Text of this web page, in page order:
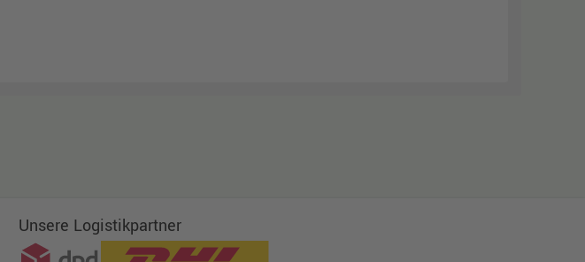
Unsere Logistikpartner